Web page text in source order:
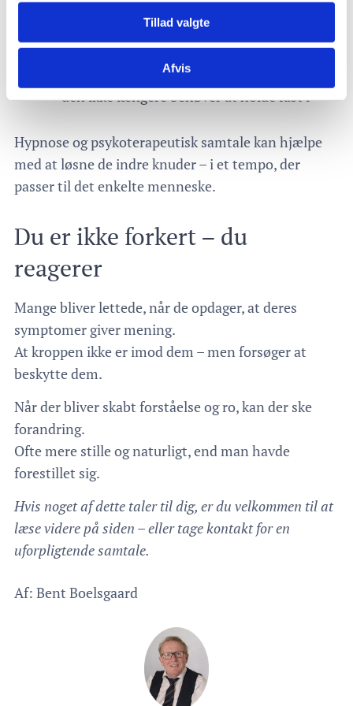
Tillad valgte
Afvis
At skabe ro i nervesystemet
At give hjernen mulighed for at slippe det,
den ikke længere behøver at holde fast i
Hypnose og psykoterapeutisk samtale kan hjælpe
med at løsne de indre knuder – i et tempo, der
passer til det enkelte menneske.
Du er ikke forkert – du
reagerer
Mange bliver lettede, når de opdager, at deres
symptomer giver mening.
At kroppen ikke er imod dem – men forsøger at
beskytte dem.
Når der bliver skabt forståelse og ro, kan der ske
forandring.
Ofte mere stille og naturligt, end man havde
forestillet sig.
Hvis noget af dette taler til dig, er du velkommen til at
læse videre på siden – eller tage kontakt for en
uforpligtende samtale.
Af: Bent Boelsgaard